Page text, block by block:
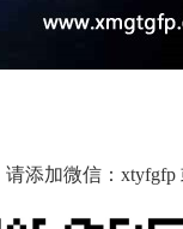
添加微信：xtyfgfp